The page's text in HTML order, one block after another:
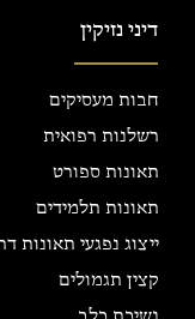
דיני נזיקין
חבות מעסיקים
רשלנות רפואית
תאונות ספורט
תאונות תלמידים
ייצוג נפגעי תאונות
קצין תגמולים